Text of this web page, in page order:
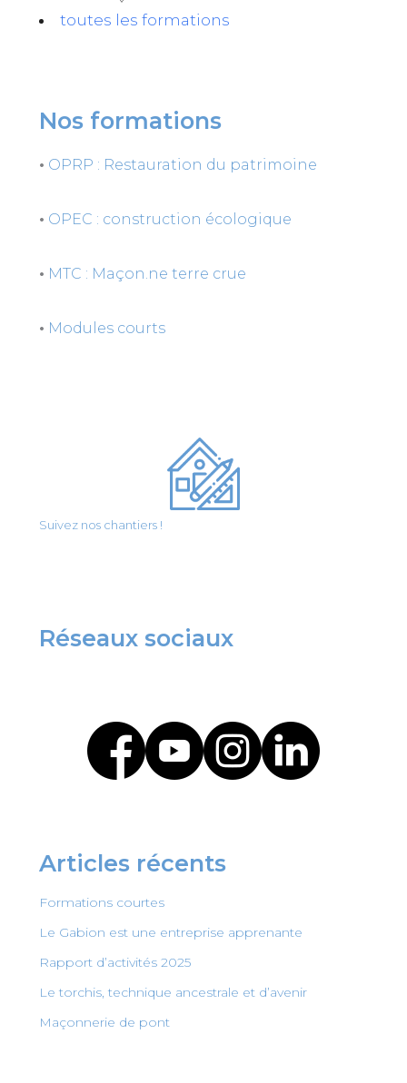
toutes les formations
Nos formations
• OPRP : Restauration du patrimoine
• OPEC : construction écologique
• MTC : Maçon.ne terre crue
• Modules courts
Suivez nos chantiers !
Réseaux sociaux
Articles récents
Formations courtes
Le Gabion est une entreprise apprenante
Rapport d’activités 2025
Le torchis, technique ancestrale et d’avenir
Maçonnerie de pont